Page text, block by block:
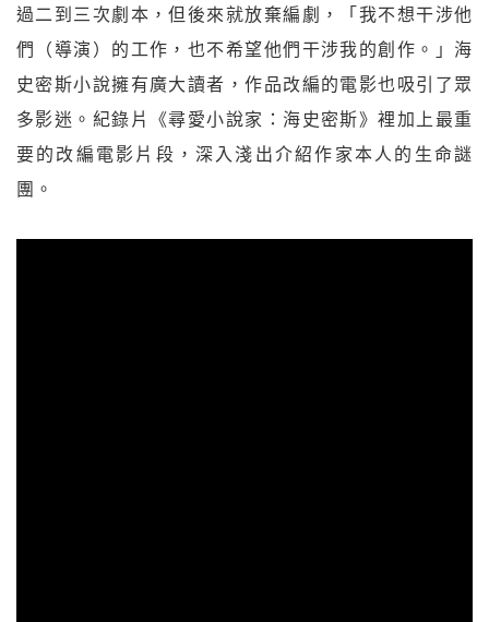
過二到三次劇本，但後來就放棄編劇，「我不想干涉他
們（導演）的工作，也不希望他們干涉我的創作。」海
史密斯小說擁有廣大讀者，作品改編的電影也吸引了眾
多影迷。紀錄片《尋愛小說家：海史密斯》裡加上最重
要的改編電影片段，深入淺出介紹作家本人的生命謎
團。